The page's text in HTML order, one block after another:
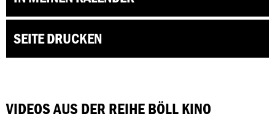
SEITE DRUCKEN
VIDEOS AUS DER REIHE BÖLL KINO